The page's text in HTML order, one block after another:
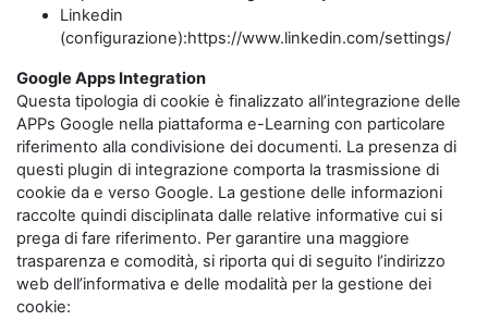
Linkedin
(configurazione):https://www.linkedin.com/settings/
Google Apps Integration
Questa tipologia di cookie è finalizzato all’integrazione delle
APPs Google nella piattaforma e-Learning con particolare
riferimento alla condivisione dei documenti. La presenza di
questi plugin di integrazione comporta la trasmissione di
cookie da e verso Google. La gestione delle informazioni
raccolte quindi disciplinata dalle relative informative cui si
prega di fare riferimento. Per garantire una maggiore
trasparenza e comodità, si riporta qui di seguito l’indirizzo
web dell’informativa e delle modalità per la gestione dei
cookie: